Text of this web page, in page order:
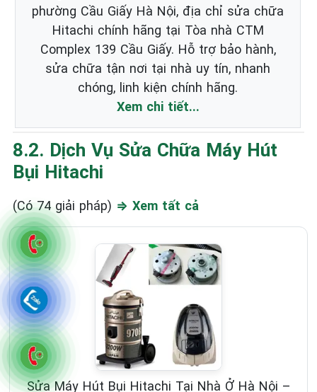
phường Cầu Giấy Hà Nội, địa chỉ sửa chữa
Hitachi chính hãng tại Tòa nhà CTM
Complex 139 Cầu Giấy. Hỗ trợ bảo hành,
sửa chữa tận nơi tại nhà uy tín, nhanh
chóng, linh kiện chính hãng.
Xem chi tiết...
8.2. Dịch Vụ Sửa Chữa Máy Hút
Bụi Hitachi
(Có 74 giải pháp) ⇒ Xem tất cả
Sửa Máy Hút Bụi Hitachi Tại Nhà Ở Hà Nội –